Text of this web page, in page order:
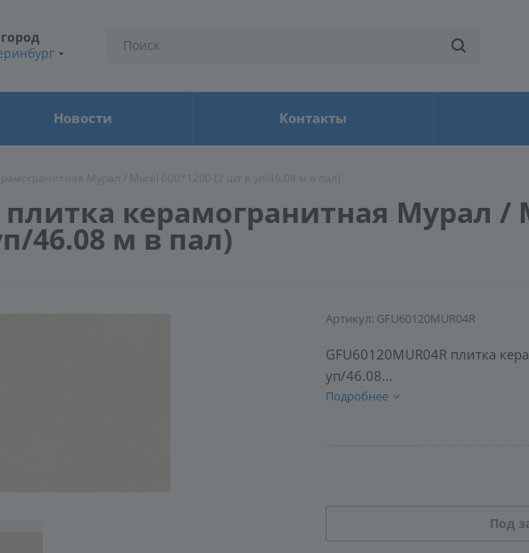
Новости Контакты
плитка керамогранитная Мурал /
46.08 м в пал)
Артикул: GFU60120MUR04R
GFU60120MUR04R плитка
уп/46.08...
Подробнее
Под